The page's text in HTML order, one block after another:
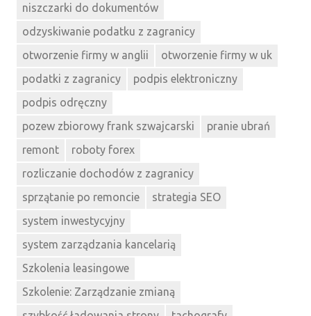
niszczarki do dokumentów
odzyskiwanie podatku z zagranicy
otworzenie firmy w anglii
otworzenie firmy w uk
podatki z zagranicy
podpis elektroniczny
podpis odręczny
pozew zbiorowy frank szwajcarski
pranie ubrań
remont
roboty forex
rozliczanie dochodów z zagranicy
sprzątanie po remoncie
strategia SEO
system inwestycyjny
system zarządzania kancelarią
Szkolenia leasingowe
Szkolenie: Zarządzanie zmianą